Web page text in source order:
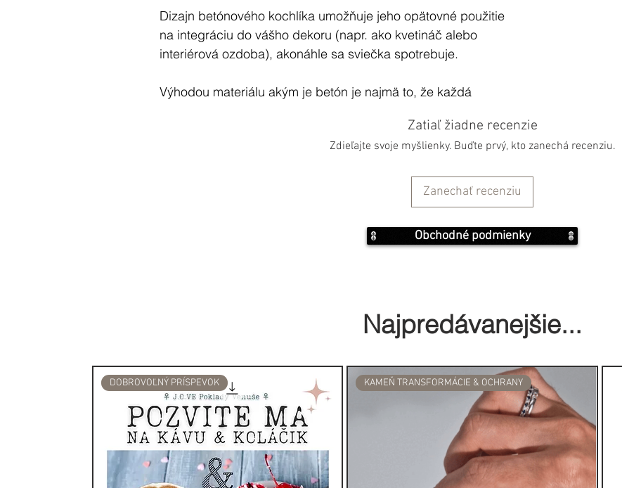
Dizajn betónového kochlíka umožňuje jeho opätovné použitie
na integráciu do vášho dekoru (napr. ako kvetináč alebo
interiérová ozdoba), akonáhle sa sviečka spotrebuje.
Výhodou materiálu akým je betón je najmä to, že každá
svadobným darom, ako aj unikátnou dekoráciou stola.
Zatiaľ žiadne recenzie
Zdieľajte svoje myšlienky. Buďte prvý, kto zanechá recenziu.
Zanechať recenziu
Obchodné podmienky
Najpredávanejšie...
DOBROVOĽNÝ PRÍSPEVOK KAMEŇ TRANSFORMÁCIE & OCHRANY